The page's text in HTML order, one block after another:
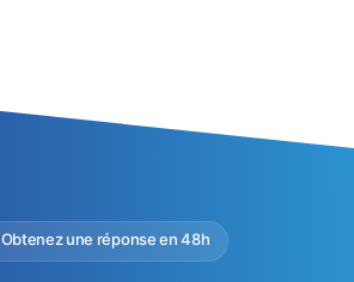
Obtenez une réponse en 48h